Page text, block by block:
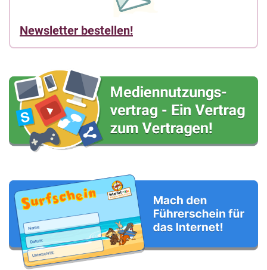
Newsletter bestellen!